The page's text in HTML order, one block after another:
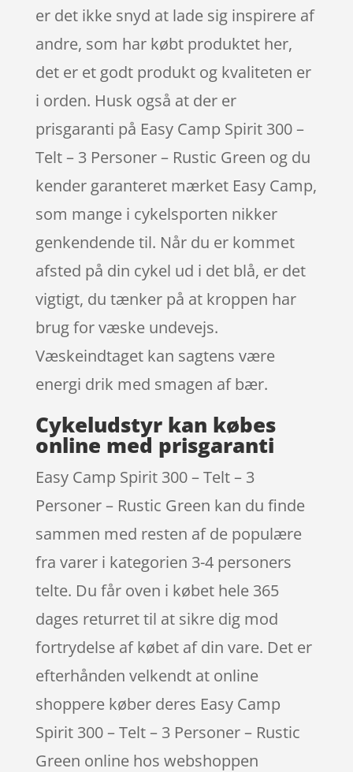
er det ikke snyd at lade sig inspirere af
andre, som har købt produktet her,
det er et godt produkt og kvaliteten er
i orden. Husk også at der er
prisgaranti på Easy Camp Spirit 300 –
Telt – 3 Personer – Rustic Green og du
kender garanteret mærket Easy Camp,
som mange i cykelsporten nikker
genkendende til. Når du er kommet
afsted på din cykel ud i det blå, er det
vigtigt, du tænker på at kroppen har
brug for væske undevejs.
Væskeindtaget kan sagtens være
energi drik med smagen af bær.
Cykeludstyr kan købes
online med prisgaranti
Easy Camp Spirit 300 – Telt – 3
Personer – Rustic Green kan du finde
sammen med resten af de populære
fra varer i kategorien 3-4 personers
telte. Du får oven i købet hele 365
dages returret til at sikre dig mod
fortrydelse af købet af din vare. Det er
efterhånden velkendt at online
shoppere køber deres Easy Camp
Spirit 300 – Telt – 3 Personer – Rustic
Green online hos webshoppen